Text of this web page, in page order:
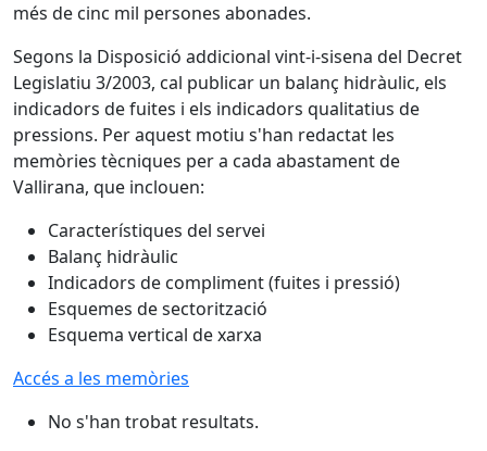
més de cinc mil persones abonades.
Segons la Disposició addicional vint-i-sisena del Decret
Legislatiu 3/2003, cal publicar un balanç hidràulic, els
indicadors de fuites i els indicadors qualitatius de
pressions. Per aquest motiu s'han redactat les
memòries tècniques per a cada abastament de
Vallirana, que inclouen:
Característiques del servei
Balanç hidràulic
Indicadors de compliment (fuites i pressió)
Esquemes de sectorització
Esquema vertical de xarxa
Accés a les memòries
No s'han trobat resultats.